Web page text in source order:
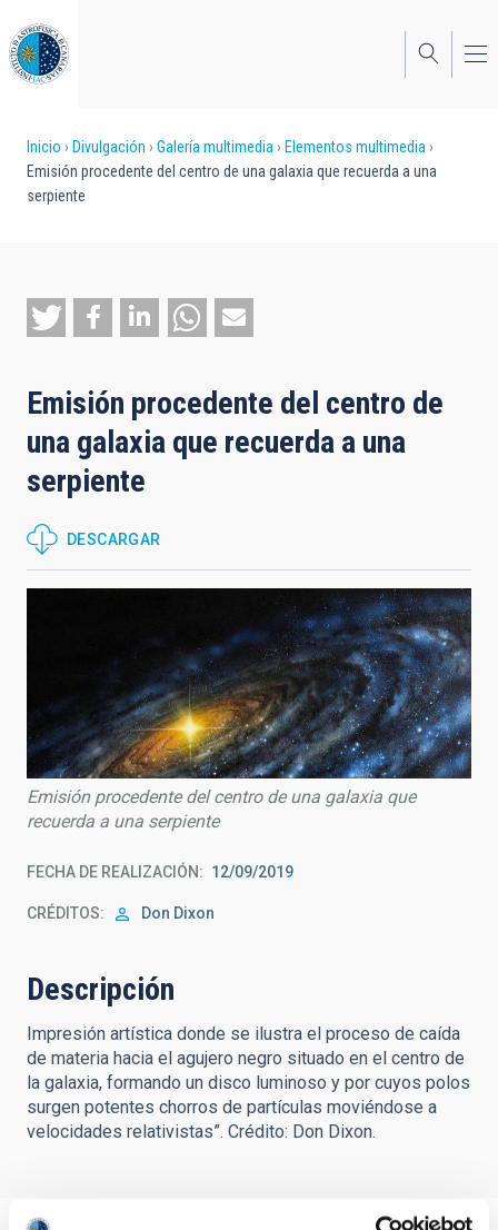
al
contenido
principal
Sobrescribir
enlaces
a
la
navegación
Inicio Divulgación Galería multimedia
Elementos multimedia
Emisión procedente del centro de una galaxia que recuerda a una
serpiente
Emisión procedente del centro de
una galaxia que recuerda a una
serpiente
DESCARGAR
Emisión procedente del centro de una galaxia que
recuerda a una serpiente
FECHA DE REALIZACIÓN 12/09/2019
CRÉDITOS Don Dixon
Descripción
Impresión artística donde se ilustra el proceso de caída
de materia hacia el agujero negro situado en el centro de
la galaxia, formando un disco luminoso y por cuyos polos
surgen potentes chorros de partículas moviéndose a
velocidades relativistas”. Crédito: Don Dixon.